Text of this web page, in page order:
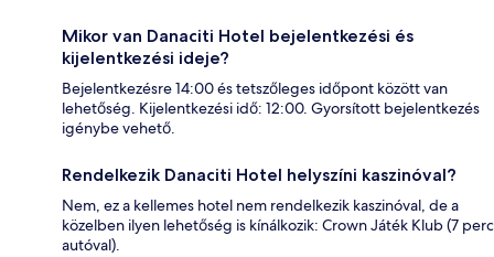
Mikor van Danaciti Hotel bejelentkezési és
kijelentkezési ideje?
Bejelentkezésre 14:00 és tetszőleges időpont között van
lehetőség. Kijelentkezési idő: 12:00. Gyorsított bejelentkezés
igénybe vehető.
Rendelkezik Danaciti Hotel helyszíni kaszinóval?
Nem, ez a kellemes hotel nem rendelkezik kaszinóval, de a
közelben ilyen lehetőség is kínálkozik: Crown Játék Klub (7 perc
autóval).